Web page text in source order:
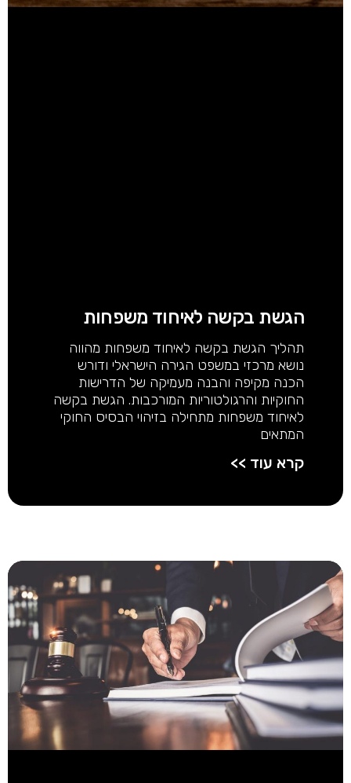
הגשת בקשה לאיחוד משפחות
תהליך הגשת בקשה לאיחוד משפחות מהווה
נושא מרכזי במשפט הגירה הישראלי ודורש
הכנה מקיפה והבנה מעמיקה של הדרישות
החוקיות והרגולטוריות המורכבות. הגשת בקשה
לאיחוד משפחות מתחילה בזיהוי הבסיס החוקי
המתאים
קרא עוד >>